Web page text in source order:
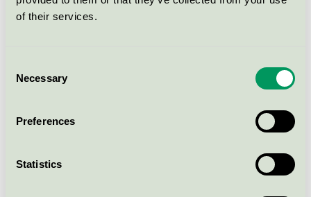
of their services.
Selection
Necessary
Preferences
Statistics
F22 Foma Degreaser, 200 l